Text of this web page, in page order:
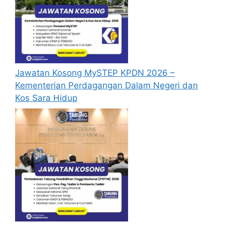
seperti berikut.
Cara Mohon Jawatan Kosong
SPA Malaysia
Permohonan jawatan kosong
Suruhanjaya Perkhidmatan Awam
Malaysia diatas hendaklah melalui portal
rasmi SPA Malaysia di
https://www.spa.gov.my/
Mohon SPAyang yang telah disediakan
dibawah. Untuk pemohon kali pertama,
anda perlu mendaftar akaun baru terlebih
dahulu.
Calon dikehendaki memuat naik resume
yang lengkap (kelayakan akademik,
pengalaman kerja, gaji semasa dan gaji
yang dipohon, gambar berukuran
Jawatan Kosong MySTEP KPDN 2026 –
Kementerian Perdagangan Dalam Negeri dan
Kos Sara Hidup